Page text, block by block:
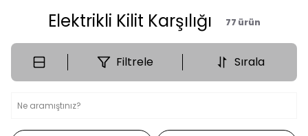
Elektrikli Kilit Karşılığı 77 ürün
Filtrele Sırala